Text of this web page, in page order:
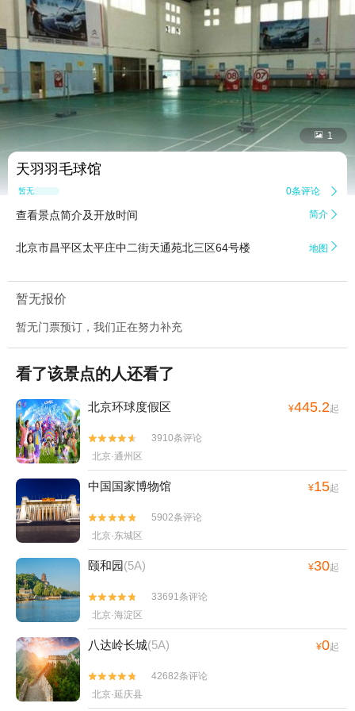
 1
天羽羽毛球馆
暂无点评 0条评论 
查看景点简介及开放时间 简介 
北京市昌平区太平庄中二街天通苑北三区64号楼 地图 
暂无报价
暂无门票预订，我们正在努力补充
看了该景点的人还看了
北京环球度假区 ¥445.2起


3910条评论
北京·通州区
中国国家博物馆 ¥15起


5902条评论
北京·东城区
颐和园(5A) ¥30起


33691条评论
北京·海淀区
八达岭长城(5A) ¥0起


42682条评论
北京·延庆县